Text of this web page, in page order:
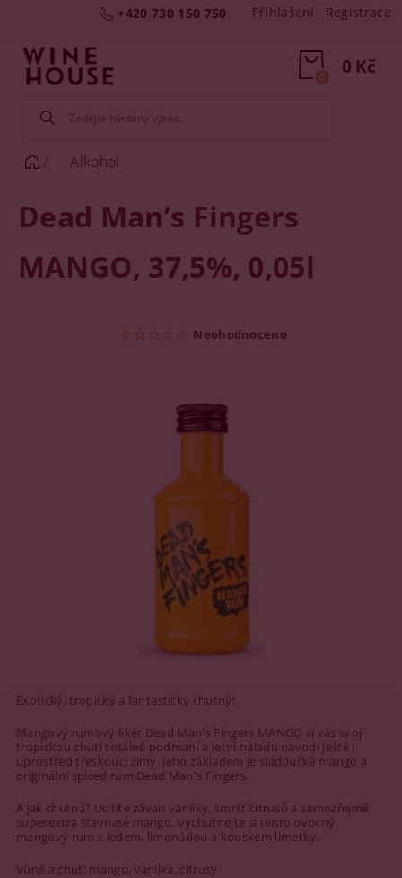
+420 730 150 750 Přihlášení Registrace
0 Kč
0
Alkohol
Dead Man’s Fingers
MANGO, 37,5%, 0,05l
Neohodnoceno
Exotický, tropický a fantasticky chutný!
Mangový rumový likér Dead Man's Fingers MANGO si vás svojí
tropickou chutí totálně podmaní a letní náladu navodí ještě i
uprostřed třeskoucí zimy. Jeho základem je slaďoučké mango a
originální spiced rum Dead Man's Fingers.
A jak chutná? Ucítíte závan vanilky, smršť citrusů a samozřejmě
superextra šťavnaté mango. Vychutnejte si tento ovocný
mangový rum s ledem, limonádou a kouskem limetky.
Vůně a chuť: mango, vanilka, citrusy